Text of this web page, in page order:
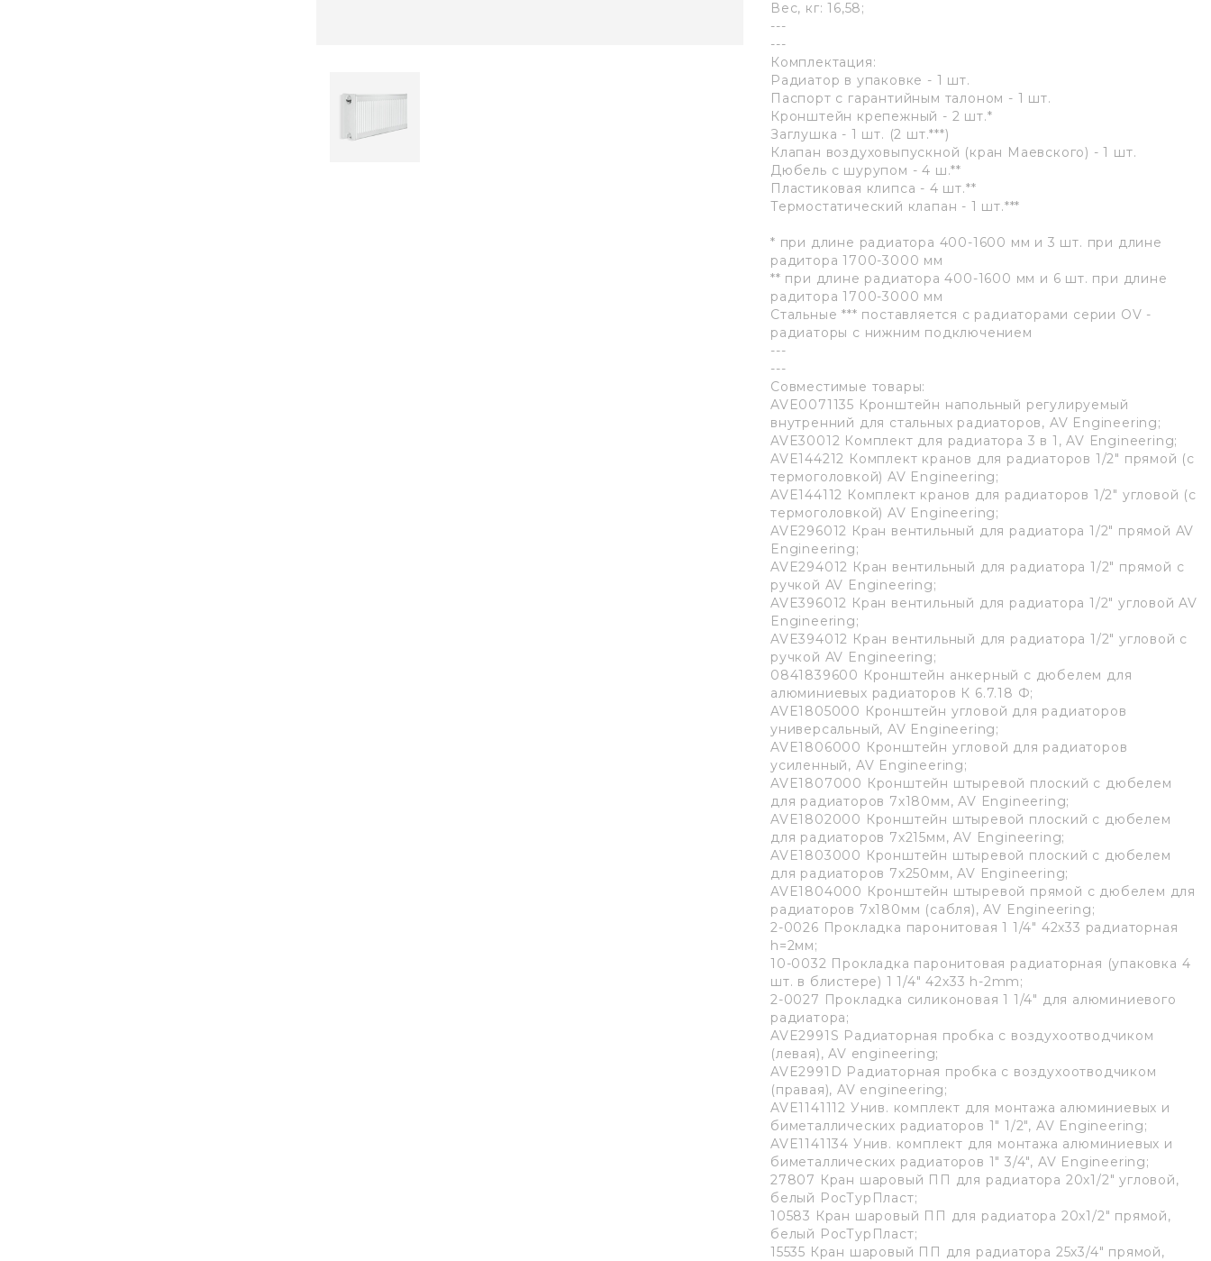
Вес, кг: 16,58;
---
---
Комплектация:
Радиатор в упаковке - 1 шт.
Паспорт с гарантийным талоном - 1 шт.
Кронштейн крепежный - 2 шт.*
Заглушка - 1 шт. (2 шт.***)
Клапан воздуховыпускной (кран Маевского) - 1 шт.
Дюбель с шурупом - 4 ш.**
Пластиковая клипса - 4 шт.**
Термостатический клапан - 1 шт.***
* при длине радиатора 400-1600 мм и 3 шт. при длине
радитора 1700-3000 мм
** при длине радиатора 400-1600 мм и 6 шт. при длине
радитора 1700-3000 мм
Стальные *** поставляется с радиаторами серии OV -
радиаторы с нижним подключением
---
---
Совместимые товары:
AVE0071135 Кронштейн напольный регулируемый
внутренний для стальных радиаторов, AV Engineering;
AVE30012 Комплект для радиатора 3 в 1, AV Engineering;
AVE144212 Комплект кранов для радиаторов 1/2" прямой (с
термоголовкой) AV Engineering;
AVE144112 Комплект кранов для радиаторов 1/2" угловой (с
термоголовкой) AV Engineering;
AVE296012 Кран вентильный для радиатора 1/2" прямой AV
Engineering;
AVE294012 Кран вентильный для радиатора 1/2" прямой с
ручкой AV Engineering;
AVE396012 Кран вентильный для радиатора 1/2" угловой AV
Engineering;
AVE394012 Кран вентильный для радиатора 1/2" угловой с
ручкой AV Engineering;
0841839600 Кронштейн анкерный с дюбелем для
алюминиевых радиаторов К 6.7.18 Ф;
AVE1805000 Кронштейн угловой для радиаторов
универсальный, AV Engineering;
AVE1806000 Кронштейн угловой для радиаторов
усиленный, AV Engineering;
AVE1807000 Кронштейн штыревой плоский с дюбелем
для радиаторов 7х180мм, AV Engineering;
AVE1802000 Кронштейн штыревой плоский с дюбелем
для радиаторов 7х215мм, AV Engineering;
AVE1803000 Кронштейн штыревой плоский с дюбелем
для радиаторов 7х250мм, AV Engineering;
AVE1804000 Кронштейн штыревой прямой с дюбелем для
радиаторов 7х180мм (сабля), AV Engineering;
2-0026 Прокладка паронитовая 1 1/4" 42х33 радиаторная
h=2мм;
10-0032 Прокладка паронитовая радиаторная (упаковка 4
шт. в блистере) 1 1/4" 42х33 h-2mm;
2-0027 Прокладка силиконовая 1 1/4" для алюминиевого
радиатора;
AVE2991S Радиаторная пробка с воздухоотводчиком
(левая), AV engineering;
AVE2991D Радиаторная пробка с воздухоотводчиком
(правая), AV engineering;
AVE1141112 Унив. комплект для монтажа алюминиевых и
биметаллических радиаторов 1" 1/2", AV Engineering;
AVE1141134 Унив. комплект для монтажа алюминиевых и
биметаллических радиаторов 1" 3/4", AV Engineering;
27807 Кран шаровый ПП для радиатора 20х1/2" угловой,
белый РосТурПласт;
10583 Кран шаровый ПП для радиатора 20х1/2" прямой,
белый РосТурПласт;
15535 Кран шаровый ПП для радиатора 25х3/4" прямой,